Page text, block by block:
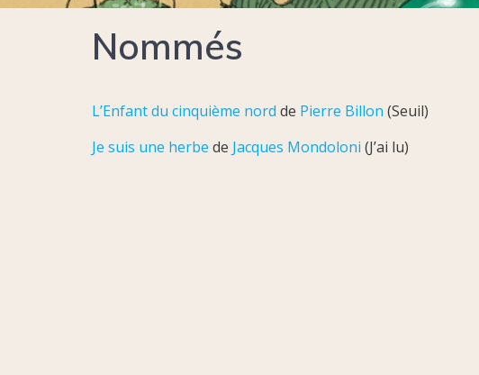
Nommés
L’Enfant du cinquième nord de Pierre Billon (Seuil)
Je suis une herbe de Jacques Mondoloni (J’ai lu)